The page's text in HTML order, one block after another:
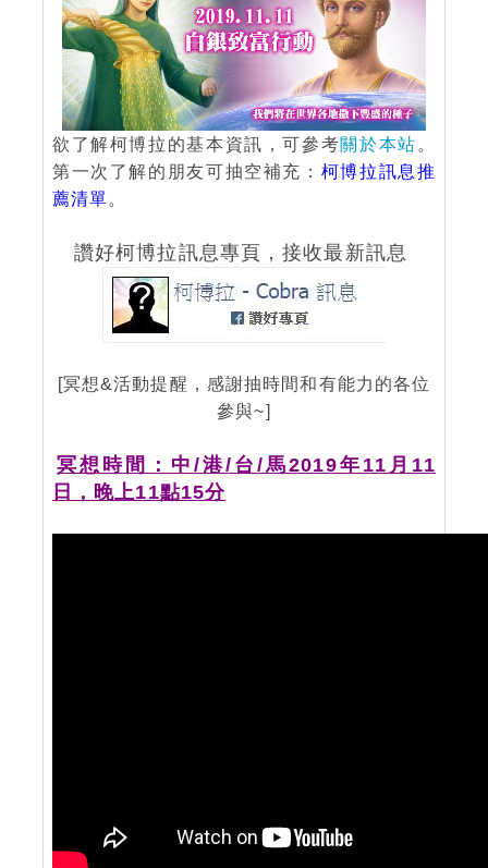
欲了解柯博拉的基本資訊，可參考關於本站 。
第一次了解的朋友可抽空補充： 柯博拉訊息推
薦清單。
讚好柯博拉訊息專頁，接收最新訊息
[冥想&活動提醒，感謝抽時間和有能力的各位
參與~]
冥想時間：中/港/台/馬2019年11月11
日，晚上11點15分